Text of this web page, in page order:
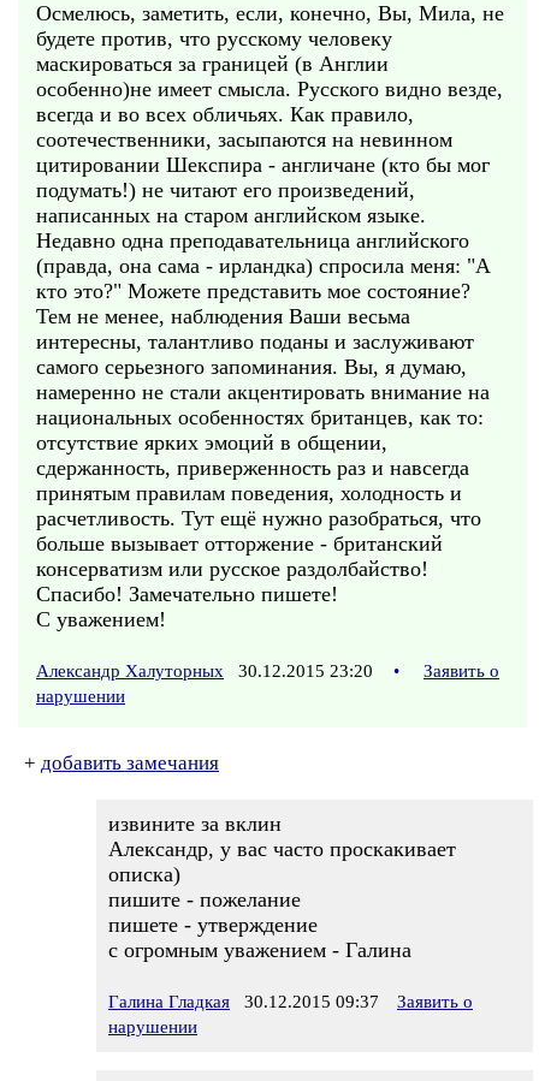
Осмелюсь, заметить, если, конечно, Вы, Мила, не
будете против, что русскому человеку
маскироваться за границей (в Англии
особенно)не имеет смысла. Русского видно везде,
всегда и во всех обличьях. Как правило,
соотечественники, засыпаются на невинном
цитировании Шекспира - англичане (кто бы мог
подумать!) не читают его произведений,
написанных на старом английском языке.
Недавно одна преподавательница английского
(правда, она сама - ирландка) спросила меня: "А
кто это?" Можете представить мое состояние?
Тем не менее, наблюдения Ваши весьма
интересны, талантливо поданы и заслуживают
самого серьезного запоминания. Вы, я думаю,
намеренно не стали акцентировать внимание на
национальных особенностях британцев, как то:
отсутствие ярких эмоций в общении,
сдержанность, приверженность раз и навсегда
принятым правилам поведения, холодность и
расчетливость. Тут ещё нужно разобраться, что
больше вызывает отторжение - британский
консерватизм или русское раздолбайство!
Спасибо! Замечательно пишете!
С уважением!
Александр Халуторных 30.12.2015 23:20 •
Заявить о
нарушении
+ добавить замечания
извините за вклин
Александр, у вас часто проскакивает
описка)
пишите - пожелание
пишете - утверждение
с огромным уважением - Галина
Галина Гладкая 30.12.2015 09:37
Заявить о
нарушении